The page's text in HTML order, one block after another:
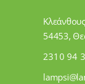
54453,
2310 94